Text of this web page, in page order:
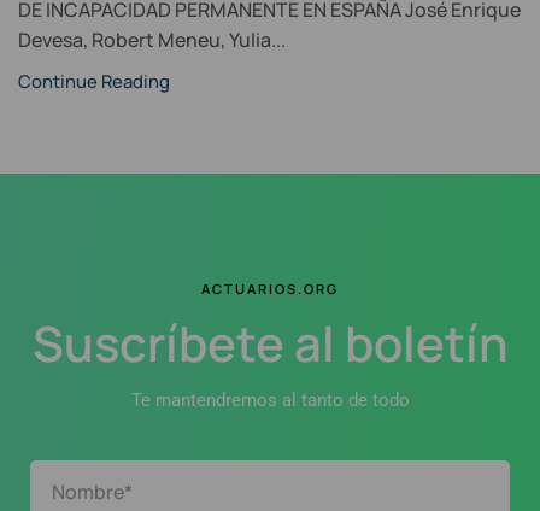
DE INCAPACIDAD PERMANENTE EN ESPAÑA José Enrique
Devesa, Robert Meneu, Yulia...
Continue Reading
ACTUARIOS.ORG
Suscríbete al boletín
Te mantendremos al tanto de todo